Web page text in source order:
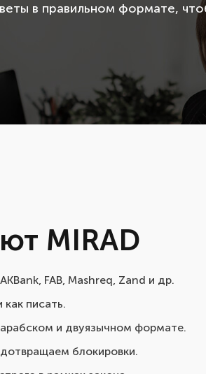
в правильном формате,
MIRAD
FAB, Mashreq, Zand и др.
писать.
и двуязычном формате.
блокировки.